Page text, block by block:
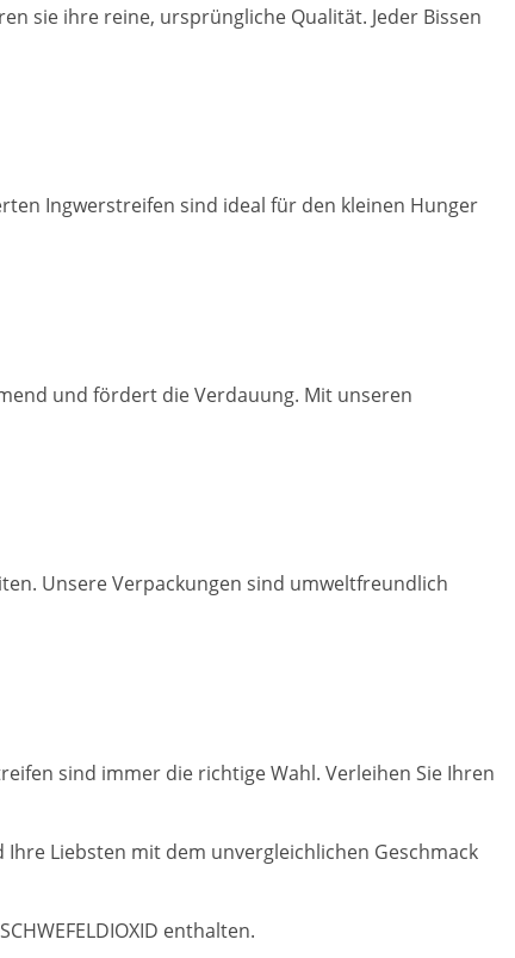
sie ihre reine, ursprüngliche Qualität. Jeder Bissen
Ingwerstreifen sind ideal für den kleinen Hunger
und fördert die Verdauung. Mit unseren
Unsere Verpackungen sind umweltfreundlich
sind immer die richtige Wahl. Verleihen Sie Ihren
Liebsten mit dem unvergleichlichen Geschmack
enthalten.